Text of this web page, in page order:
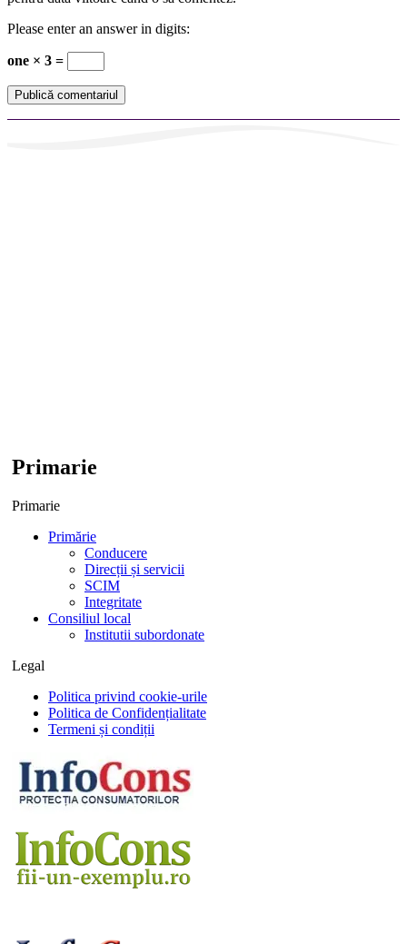
Please enter an answer in digits:
one × 3 =
Primarie
Primarie
Primărie
Conducere
Direcții și servicii
SCIM
Integritate
Consiliul local
Institutii subordonate
Legal
Politica privind cookie-urile
Politica de Confidențialitate
Termeni și condiții